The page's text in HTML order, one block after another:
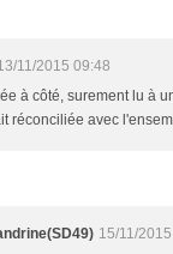
11/2015 09:48
à côté, surement lu à
réconciliée avec
15/11/